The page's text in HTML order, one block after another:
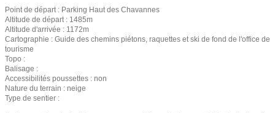
Point de départ : Parking Haut des Chavannes
Altitude de départ : 1485m
Altitude d'arrivée : 1172m
Cartographie : Guide des chemins piétons, raquettes et ski de fond de l'office de
tourisme
Topo :
Balisage :
Accessibilités poussettes : non
Nature du terrain : neige
Type de sentier :